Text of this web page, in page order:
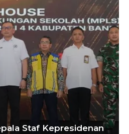
Staf Kepresidenan